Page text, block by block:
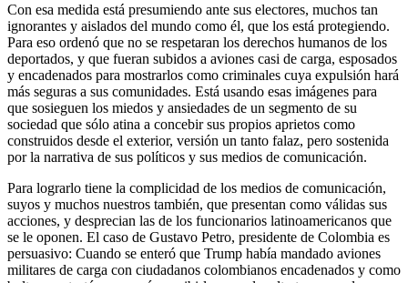
Con esa medida está presumiendo ante sus electores, muchos tan
ignorantes y aislados del mundo como él, que los está protegiendo.
Para eso ordenó que no se respetaran los derechos humanos de los
deportados, y que fueran subidos a aviones casi de carga, esposados
y encadenados para mostrarlos como criminales cuya expulsión hará
más seguras a sus comunidades. Está usando esas imágenes para
que sosieguen los miedos y ansiedades de un segmento de su
sociedad que sólo atina a concebir sus propios aprietos como
construidos desde el exterior, versión un tanto falaz, pero sostenida
por la narrativa de sus políticos y sus medios de comunicación.
Para lograrlo tiene la complicidad de los medios de comunicación,
suyos y muchos nuestros también, que presentan como válidas sus
acciones, y desprecian las de los funcionarios latinoamericanos que
se le oponen. El caso de Gustavo Petro, presidente de Colombia es
persuasivo: Cuando se enteró que Trump había mandado aviones
militares de carga con ciudadanos colombianos encadenados y como